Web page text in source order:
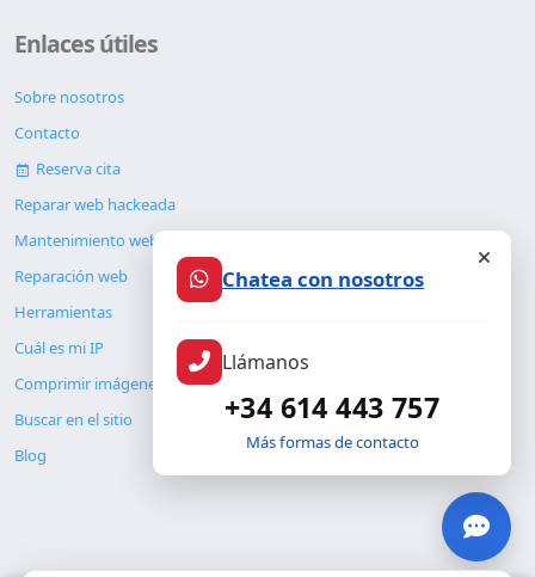
Enlaces útiles
Sobre nosotros
Contacto
Reserva cita
Reparar web hackeada
Mantenimiento web
Reparación web
Herramientas
Cuál es mi IP
Comprimir imágenes
Buscar en el sitio
Blog
Chatea con nosotros
Llámanos
+34 614 443 757
Más formas de contacto